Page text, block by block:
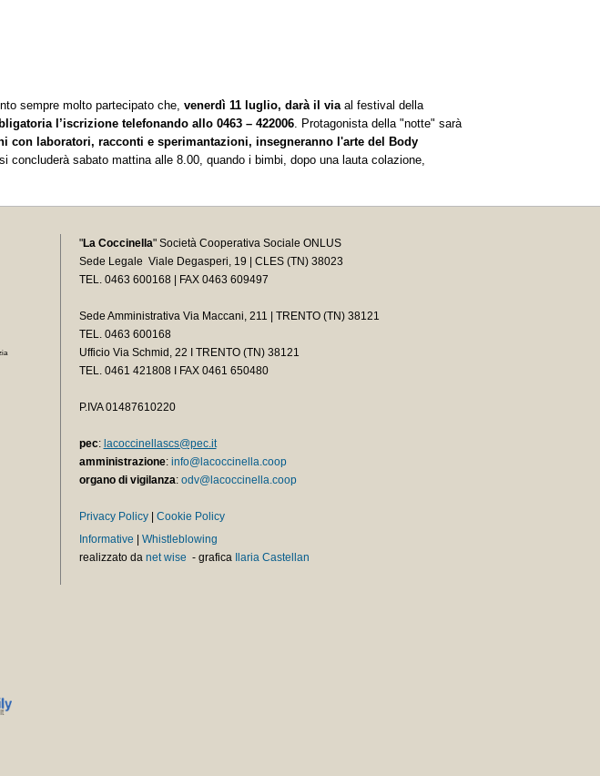
sempre molto partecipato che, venerdì 11 luglio, darà il viaal festival della
l’iscrizione telefonando allo 0463 – 422006. Protagonista della "notte" sarà
con laboratori, racconti e sperimantazioni, insegneranno l'arte del Body
concluderà sabato mattina alle 8.00, quando i bimbi, dopo una lauta colazione,
"La Coccinella" Società Cooperativa Sociale ONLUS
Sede Legale Viale Degasperi, 19 | CLES (TN) 38023
TEL. 0463 600168 | FAX 0463 609497
Sede Amministrativa Via Maccani, 211 | TRENTO (TN) 38121
TEL. 0463 600168
Ufficio Via Schmid, 22 I TRENTO (TN) 38121
TEL. 0461 421808 I FAX 0461 650480
P.IVA 01487610220
pec: lacoccinellascs@pec.it
amministrazione: info@lacoccinella.coop
organo di vigilanza: odv@lacoccinella.coop
Privacy Policy| Cookie Policy
Informative
Whistleblowing
realizzato da net wise - grafica Ilaria Castellan